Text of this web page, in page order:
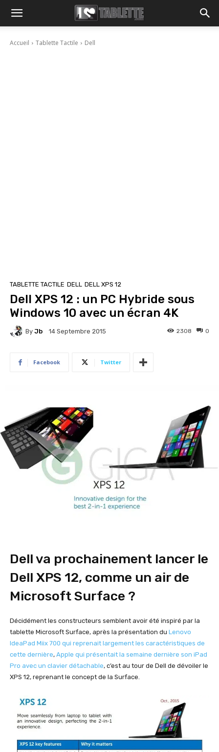
Accueil Tablette Tactile Dell
TABLETTE TACTILE DELL DELL XPS 12
Dell XPS 12 : un PC Hybride sous
Windows 10 avec un écran 4K
By Jb 14 Septembre 2015 0
2308
Facebook Twitter
Dell va prochainement lancer le
Dell XPS 12, comme un air de
Microsoft Surface ?
Décidément les constructeurs semblent avoir été inspiré par la
tablette Microsoft Surface, après la présentation du Lenovo
IdeaPad Miix 700 qui reprenait largement les caractéristiques de
cette dernière, Apple qui présentait la semaine dernière son iPad
Pro avec un clavier détachable, c’est au tour de Dell de dévoiler le
XPS 12, reprenant le concept de la Surface.